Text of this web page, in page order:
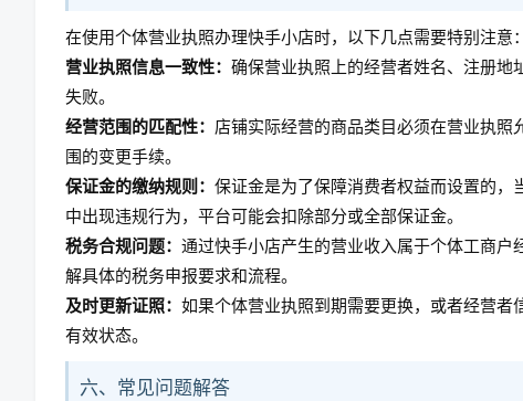
在使用个体营业执照办理快手小店时，以下几点需要特别注意：
营业执照信息一致性： 确保营业执照上的经营者姓名、注册
失败。
经营范围的匹配性： 店铺实际经营的商品类目必须在营业执
围的变更手续。
保证金的缴纳规则： 保证金是为了保障消费者权益而设置的
中出现违规行为，平台可能会扣除部分或全部保证金。
税务合规问题： 通过快手小店产生的营业收入属于个体工商
解具体的税务申报要求和流程。
及时更新证照： 如果个体营业执照到期需要更换，或者经营
有效状态。
六、常见问题解答